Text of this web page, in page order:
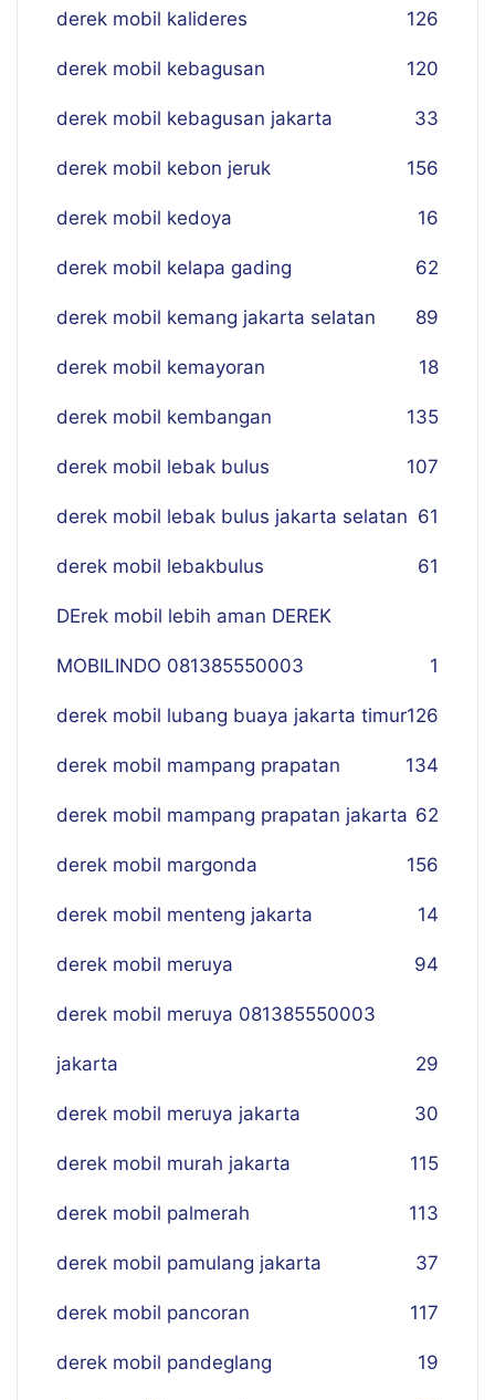
derek mobil kalideres 126
derek mobil kebagusan 120
derek mobil kebagusan jakarta 33
derek mobil kebon jeruk 156
derek mobil kedoya 16
derek mobil kelapa gading 62
derek mobil kemang jakarta selatan 89
derek mobil kemayoran 18
derek mobil kembangan 135
derek mobil lebak bulus 107
derek mobil lebak bulus jakarta selatan 61
derek mobil lebakbulus 61
DErek mobil lebih aman DEREK
MOBILINDO 081385550003 1
derek mobil lubang buaya jakarta timur126
derek mobil mampang prapatan 134
derek mobil mampang prapatan jakarta 62
derek mobil margonda 156
derek mobil menteng jakarta 14
derek mobil meruya 94
derek mobil meruya 081385550003
jakarta 29
derek mobil meruya jakarta 30
derek mobil murah jakarta 115
derek mobil palmerah 113
derek mobil pamulang jakarta 37
derek mobil pancoran 117
derek mobil pandeglang 19